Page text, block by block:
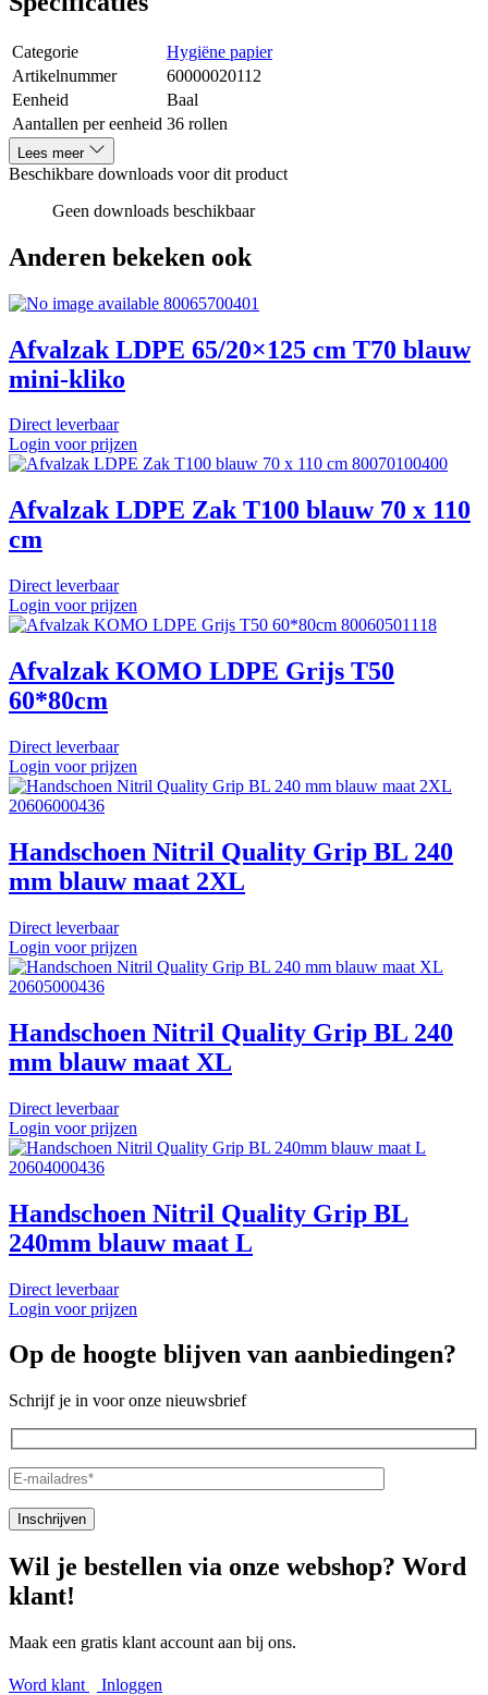
Categorie
Hygiëne papier
Artikelnummer
60000020112
Eenheid
Baal
Aantallen per eenheid 36 rollen
Lees meer
Beschikbare downloads voor dit product
Geen downloads beschikbaar
Anderen bekeken ook
80065700401
Afvalzak LDPE 65/20×125 cm T70 blauw
mini-kliko
Direct leverbaar
Login voor prijzen
80070100400
Afvalzak LDPE Zak T100 blauw 70 x 110
cm
Direct leverbaar
Login voor prijzen
80060501118
Afvalzak KOMO LDPE Grijs T50
60*80cm
Direct leverbaar
Login voor prijzen
20606000436
Handschoen Nitril Quality Grip BL 240
mm blauw maat 2XL
Direct leverbaar
Login voor prijzen
20605000436
Handschoen Nitril Quality Grip BL 240
mm blauw maat XL
Direct leverbaar
Login voor prijzen
20604000436
Handschoen Nitril Quality Grip BL
240mm blauw maat L
Direct leverbaar
Login voor prijzen
Op de hoogte blijven van aanbiedingen?
Schrijf je in voor onze nieuwsbrief
Wil je bestellen via onze webshop? Word
klant!
Maak een gratis klant account aan bij ons.
Word klant Inloggen